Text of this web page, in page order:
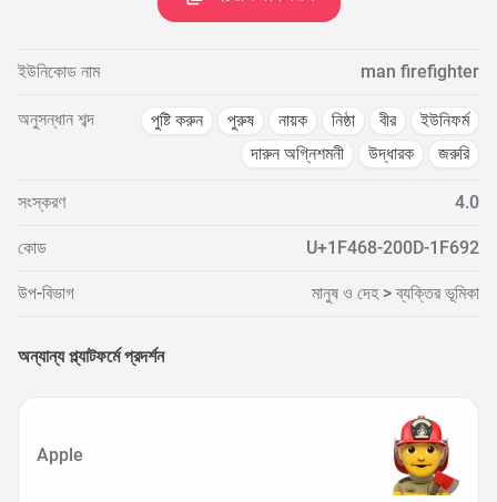
ইউনিকোড নাম man firefighter
অনুসন্ধান শব্দ পুষ্টি করুন পুরুষ নায়ক নিষ্ঠা বীর
ইউনিফর্ম
দারুন অগ্নিশমনী
উদ্ধারক জরুরি
সংস্করণ 4.0
কোড U+1F468-200D-1F692
উপ-বিভাগ মানুষ ও দেহ > ব্যক্তির ভূমিকা
অন্যান্য প্ল্যাটফর্মে প্রদর্শন
Apple